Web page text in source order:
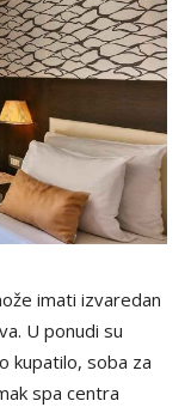
imati izvaredan
U ponudi su
kupatilo, soba za
spa centra